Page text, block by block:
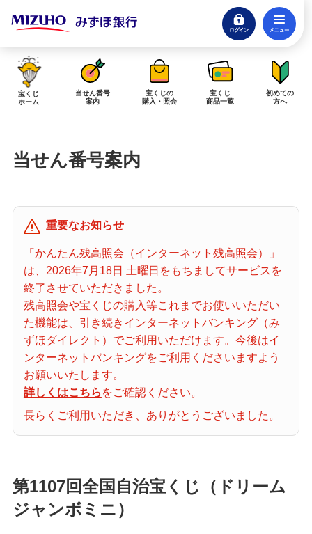
ログイン
閉じる
みずほダイレクトログイン
当せん金の受取方法について
購入した宝くじの確認方法について
「代金が引き落としされない」「購入明細に表示されない」にお答えしま
す。
宝くじホーム
当せん番号案内
宝くじの購入・照会
宝くじ商品一覧
初めての方へ
宝くじ
ホーム
当せん番号
案内
宝くじの
購入・照会
宝くじ
商品一覧
初めての
方へ
当せん番号案内
重要なお知らせ
「かんたん残高照会（インターネット残高照会）」
は、2026年7月18日 土曜日をもちましてサービスを
終了させていただきました。
残高照会や宝くじの購入等これまでお使いいただい
た機能は、引き続きインターネットバンキング（み
ずほダイレクト）でご利用いただけます。今後はイ
ンターネットバンキングをご利用くださいますよう
お願いいたします。
詳しくはこちら をご確認ください。
長らくご利用いただき、ありがとうございました。
第1107回全国自治宝くじ（ドリーム
ジャンボミニ）